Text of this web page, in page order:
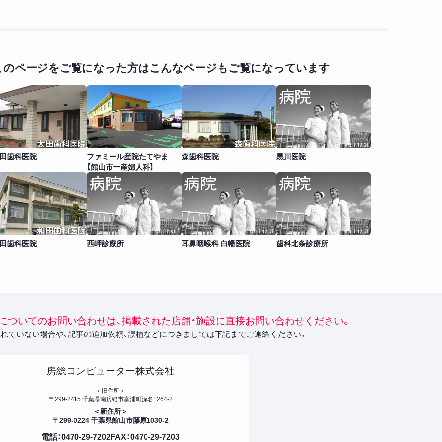
のページをご覧になった方はこんなページもご覧になっています
歯科医院
ファミール産院たてやま
【館山市ー産婦人科】
森歯科医院 黒川医院
歯科医院 西岬診療所 耳鼻咽喉科 白幡医院 歯科北条診療所
いてのお問い合わせは、掲載された店舗・施設に直接お問い合わせください。
ていない場合や、記事の追加依頼、誤植などにつきましては下記までご連絡ください。
房総コンピューター株式会社
＜旧住所＞
〒299-2415 千葉県南房総市富浦町深名1264-2
＜新住所＞
〒299-0224 千葉県館山市藤原1030-2
電話：0470-29-7202FAX：0470-29-7203